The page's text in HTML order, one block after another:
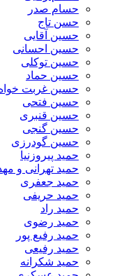
حسام صدر
حسن تاج
حسین آقایی
حسین احسانی
حسین توکلی
حسین حماد
حسین غربت
حسین فتحی
حسین قنبری
حسین گنجی
حسین گودرزی
حمید پیروزنیا
حمید تهرانی و
حمید جعفری
حمید حریفی
حمید راد
حمید رضوی
حمید رفیع پور
حمید رفیعی
حمید شکرانه